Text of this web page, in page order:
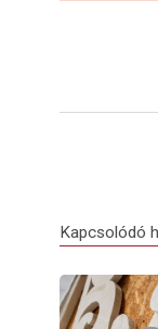
Kapcsolódó